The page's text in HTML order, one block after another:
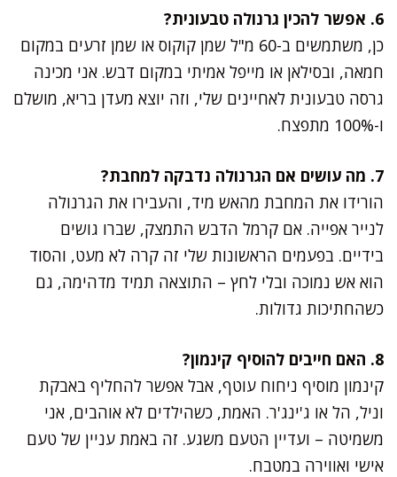
6. אפשר להכין גרנולה טבעונית?
כן, משתמשים ב-60 מ"ל שמן קוקוס או שמן זרעים במקום
חמאה, ובסילאן או מייפל אמיתי במקום דבש. אני מכינה
גרסה טבעונית לאחיינים שלי, וזה יוצא מעדן בריא, מושלם
ו-100% מתפצח.
7. מה עושים אם הגרנולה נדבקה למחבת?
הורידו את המחבת מהאש מיד, והעבירו את הגרנולה
לנייר אפייה. אם קרמל הדבש התמצק, שברו גושים
בידיים. בפעמים הראשונות שלי זה קרה לא מעט, והסוד
הוא אש נמוכה ובלי לחץ – התוצאה תמיד מדהימה, גם
כשהחתיכות גדולות.
8. האם חייבים להוסיף קינמון?
קינמון מוסיף ניחוח עוטף, אבל אפשר להחליף באבקת
וניל, הל או ג'ינג'ר. האמת, כשהילדים לא אוהבים, אני
משמיטה – ועדיין הטעם משגע. זה באמת עניין של טעם
אישי ואווירה במטבח.